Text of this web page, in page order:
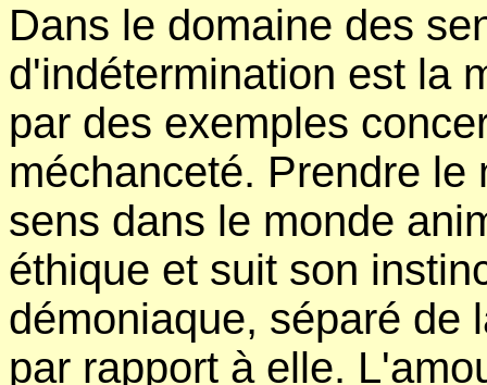
Dans le domaine des
d'indétermination est la
par des exemples
méchanceté. Prendre
sens dans le monde
éthique et suit son
démoniaque, séparé de
par rapport à elle.